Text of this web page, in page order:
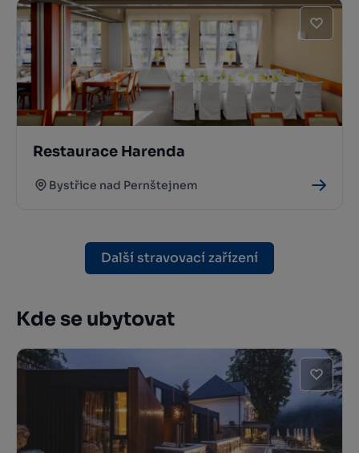
Restaurace Harenda
Bystřice nad Pernštejnem
Další stravovací zařízení
Kde se ubytovat